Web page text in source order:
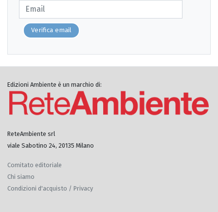
Verifica email
Edizioni Ambiente è un marchio di:
ReteAmbiente srl
viale Sabotino 24, 20135 Milano
Comitato editoriale
Chi siamo
Condizioni d'acquisto / Privacy